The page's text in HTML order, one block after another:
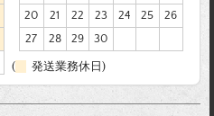
20
21 22 23 24 25
26
27
28 29 30
( 発送業務休日)